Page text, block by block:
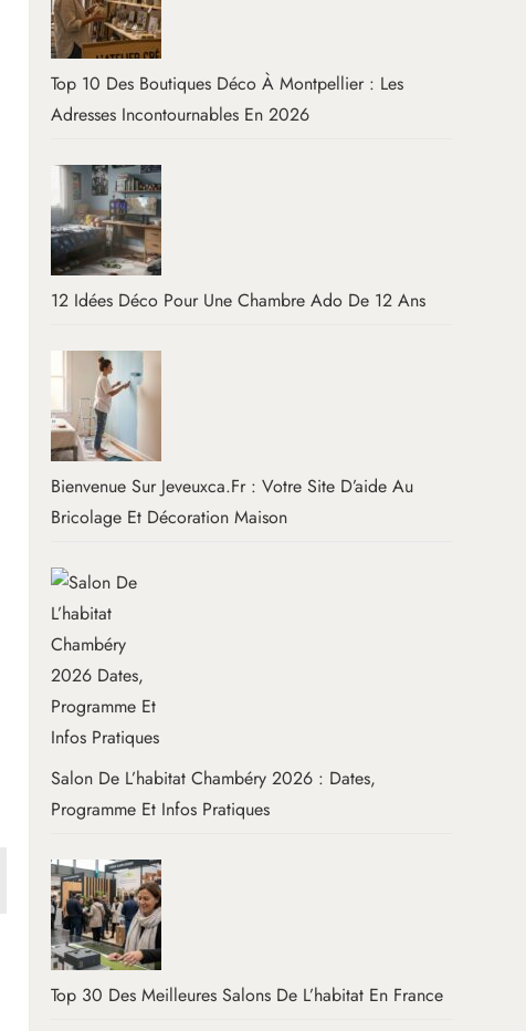
Top 10 Des Boutiques Déco À Montpellier : Les
Adresses Incontournables En 2026
12 Idées Déco Pour Une Chambre Ado De 12 Ans
Bienvenue Sur Jeveuxca.fr : Votre Site D’aide Au
Bricolage Et Décoration Maison
Salon De L’habitat Chambéry 2026 : Dates,
Programme Et Infos Pratiques
Top 30 Des Meilleures Salons De L’habitat En France